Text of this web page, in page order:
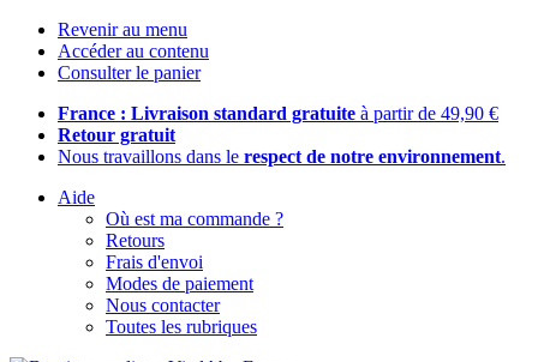
Revenir au menu
Accéder au contenu
Consulter le panier
France : Livraison standard gratuite à partir de 49,90 €
Retour gratuit
Nous travaillons dans le respect de notre environnement.
Aide
Où est ma commande ?
Retours
Frais d'envoi
Modes de paiement
Nous contacter
Toutes les rubriques